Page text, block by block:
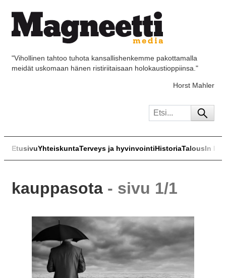
"Vihollinen tahtoo tuhota kansallishenkemme pakottamalla
meidät uskomaan hänen ristiriitaisaan holokaustioppiinsa."
Horst Mahler
EtusivuYhteiskuntaTerveys ja hyvinvointiHistoriaTalousIn
kauppasota - sivu 1/1